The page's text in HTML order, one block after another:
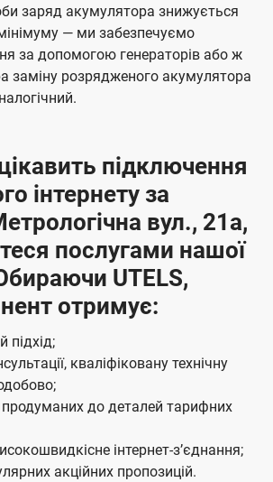
заряд акумулятора знижується
— ми забезпечуємо
за допомогою генераторів або ж
заміну розрядженого акумулятора
підключення
інтернету за
вул., 21а,
послугами нашої
UTELS,
отримує:
підхід;
кваліфіковану технічну
продуманих до деталей тарифних
інтернет-зʼєднання;
акційних пропозицій.